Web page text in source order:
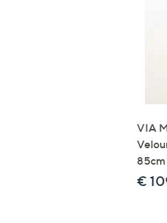
VIA
€